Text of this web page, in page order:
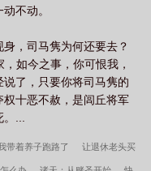
不动。
，司马隽为何还要去？
如今之事，你可恨我，
了，只要你将司马隽的
十恶不赦，是闾丘将军
...
带着养子跑路了 让退休老头买